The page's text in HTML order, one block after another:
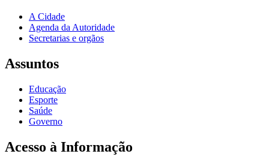
A Cidade
Agenda da Autoridade
Secretarias e orgãos
Assuntos
Educação
Esporte
Saúde
Governo
Acesso à Informação